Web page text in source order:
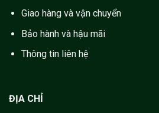
Giao hàng và vận chuyển
Bảo hành và hậu mãi
Thông tin liên hệ
ĐỊA CHỈ